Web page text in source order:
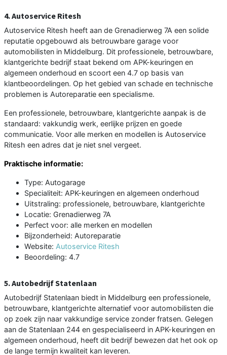
4. Autoservice Ritesh
Autoservice Ritesh heeft aan de Grenadierweg 7A een solide
reputatie opgebouwd als betrouwbare garage voor
automobilisten in Middelburg. Dit professionele, betrouwbare,
klantgerichte bedrijf staat bekend om APK-keuringen en
algemeen onderhoud en scoort een 4.7 op basis van
klantbeoordelingen. Op het gebied van schade en technische
problemen is Autoreparatie een specialisme.
Een professionele, betrouwbare, klantgerichte aanpak is de
standaard: vakkundig werk, eerlijke prijzen en goede
communicatie. Voor alle merken en modellen is Autoservice
Ritesh een adres dat je niet snel vergeet.
Praktische informatie:
Type: Autogarage
Specialiteit: APK-keuringen en algemeen onderhoud
Uitstraling: professionele, betrouwbare, klantgerichte
Locatie: Grenadierweg 7A
Perfect voor: alle merken en modellen
Bijzonderheid: Autoreparatie
Website: Autoservice Ritesh
Beoordeling: 4.7
5. Autobedrijf Statenlaan
Autobedrijf Statenlaan biedt in Middelburg een professionele,
betrouwbare, klantgerichte alternatief voor automobilisten die
op zoek zijn naar vakkundige service zonder fratsen. Gelegen
aan de Statenlaan 244 en gespecialiseerd in APK-keuringen en
algemeen onderhoud, heeft dit bedrijf bewezen dat het ook op
de lange termijn kwaliteit kan leveren.